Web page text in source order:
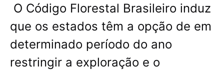
O Código Florestal Brasileiro induz
que os estados têm a opção de em
determinado período do ano
restringir a exploração e o